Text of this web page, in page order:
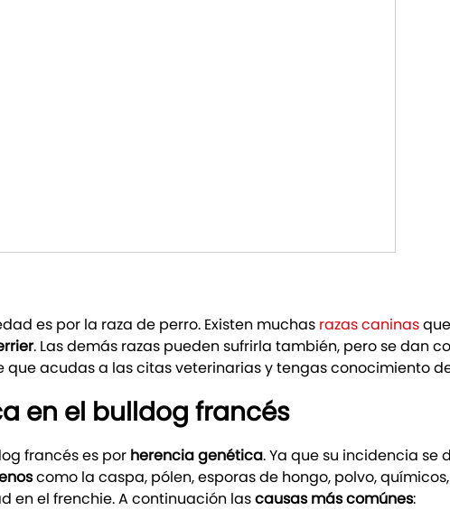
es por la raza de perro. Existen muchas razas caninas
. Las demás razas pueden sufrirla también, pero se dan
que acudas a las citas veterinarias y tengas conocimiento
en el bulldog francés
francés es por herencia genética. Ya que su incidencia se
como la caspa, pólen, esporas de hongo, polvo,
en el frenchie. A continuación lascausas más comúnes: